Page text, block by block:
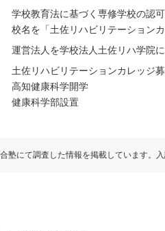
学校教育法に基づく専修学校の認
校名を「土佐リハビリテーション
運営法人を学校法人土佐リハ学院
土佐リハビリテーションカレッジ
高知健康科学開学
健康科学部設置
塾にて調査した情報を掲載しています。